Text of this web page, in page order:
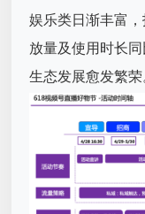
娱乐类日渐丰富
放量及使用时长
生态发展愈发繁荣